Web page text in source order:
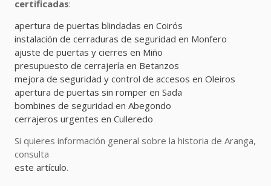
certificadas:
apertura de puertas blindadas en Coirós
instalación de cerraduras de seguridad en Monfero
ajuste de puertas y cierres en Miño
presupuesto de cerrajería en Betanzos
mejora de seguridad y control de accesos en Oleiros
apertura de puertas sin romper en Sada
bombines de seguridad en Abegondo
cerrajeros urgentes en Culleredo
Si quieres información general sobre la historia de Aranga,
consulta
este artículo.